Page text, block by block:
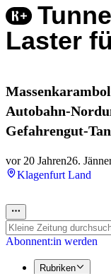
Laster
Autobahn-
Gefahrengut-
vor 20 Jahren26.
Klagenfurt Land
Abonnent:in werden
Rubriken